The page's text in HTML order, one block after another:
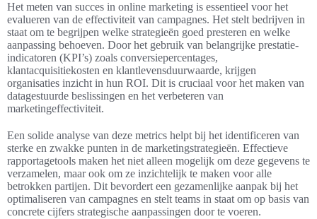
Het meten van succes in online marketing is essentieel voor het
evalueren van de effectiviteit van campagnes. Het stelt bedrijven in
staat om te begrijpen welke strategieën goed presteren en welke
aanpassing behoeven. Door het gebruik van belangrijke prestatie-
indicatoren (KPI’s) zoals conversiepercentages,
klantacquisitiekosten en klantlevensduurwaarde, krijgen
organisaties inzicht in hun ROI. Dit is cruciaal voor het maken van
datagestuurde beslissingen en het verbeteren van
marketingeffectiviteit.
Een solide analyse van deze metrics helpt bij het identificeren van
sterke en zwakke punten in de marketingstrategieën. Effectieve
rapportagetools maken het niet alleen mogelijk om deze gegevens te
verzamelen, maar ook om ze inzichtelijk te maken voor alle
betrokken partijen. Dit bevordert een gezamenlijke aanpak bij het
optimaliseren van campagnes en stelt teams in staat om op basis van
concrete cijfers strategische aanpassingen door te voeren.